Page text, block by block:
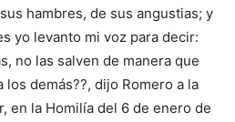
hambres, de sus angustias; y
yo levanto mi voz para decir:
no las salven de manera que
demás??, dijo Romero a la
en la Homilía del 6 de enero de